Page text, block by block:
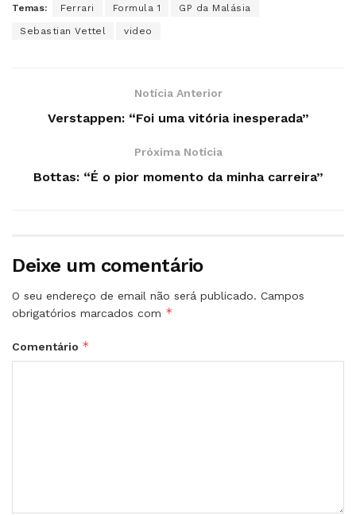
Temas: Ferrari Formula 1 GP da Malásia
Sebastian Vettel video
Notícia Anterior
Verstappen: “Foi uma vitória inesperada”
Próxima Notícia
Bottas: “É o pior momento da minha carreira”
Deixe um comentário
O seu endereço de email não será publicado. Campos
obrigatórios marcados com *
Comentário *